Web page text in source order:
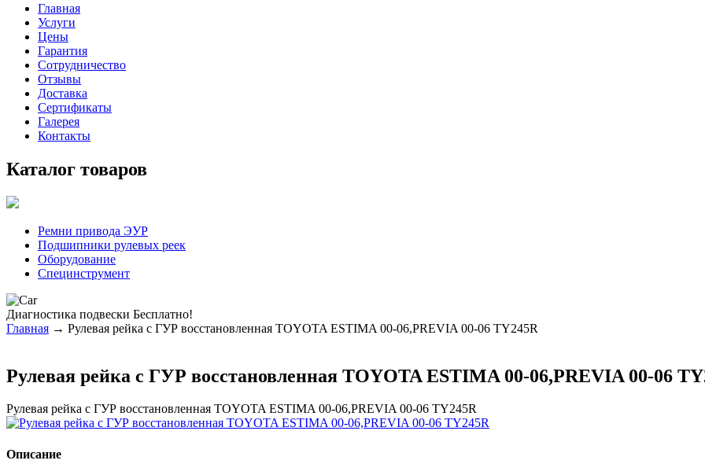
Главная
Услуги
Цены
Гарантия
Сотрудничество
Отзывы
Доставка
Сертификаты
Галерея
Контакты
Каталог товаров
Ремни привода ЭУР
Подшипники рулевых реек
Оборудование
Специнструмент
Диагностика подвески Бесплатно!
Главная → Рулевая рейка с ГУР восстановленная TOYOTA ESTIMA 00-06,PREVIA 00-06 TY245R
Рулевая рейка с ГУР восстановленная TOYOTA ESTIMA 00-06,PREVIA 00-06
Рулевая рейка с ГУР восстановленная TOYOTA ESTIMA 00-06,PREVIA 00-06 TY245R
Описание